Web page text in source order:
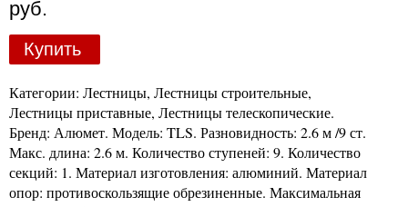
руб.
Купить
Категории: Лестницы, Лестницы строительные,
Лестницы приставные, Лестницы телескопические.
Бренд: Алюмет. Модель: TLS. Разновидность: 2.6 м /9 ст.
Макс. длина: 2.6 м. Количество ступеней: 9. Количество
секций: 1. Материал изготовления: алюминий. Материал
опор: противоскользящие обрезиненные. Максимальная